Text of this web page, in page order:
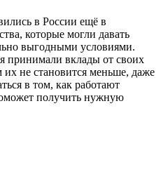
в России ещё в
которые могли давать
выгодными условиями.
принимали вклады от своих
не становится меньше, даже
в том, как работают
получить нужную